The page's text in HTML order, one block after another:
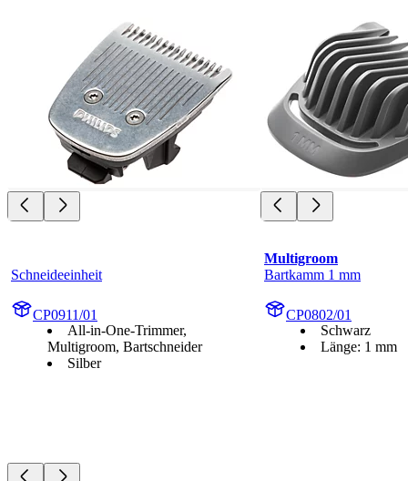
Schneideeinheit
CP0911/01
All-in-One-Trimmer,
Multigroom, Bartschneider
Silber
Multigroom
Bartkamm 1 mm
CP0802/01
Schwarz
Länge: 1 mm